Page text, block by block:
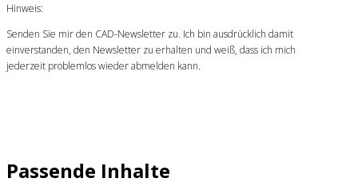
Hinweis:
Senden Sie mir den CAD-Newsletter zu. Ich bin ausdrücklich damit
einverstanden, den Newsletter zu erhalten und weiß, dass ich mich
jederzeit problemlos wieder abmelden kann.
Passende Inhalte